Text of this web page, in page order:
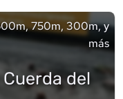
750m, 300m, y
más
del